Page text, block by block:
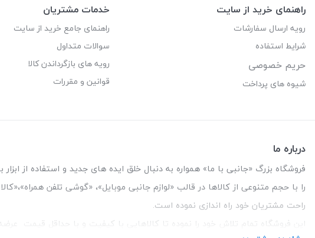
راهنمای خرید از سایت
رویه ارسال سفارشات
شرایط استفاده
حریم خصوصی
شیوه های پرداخت
خدمات مشتریان
راهنمای جامع خرید از سایت
سوالات متداول
رویه های بازگرداندن کالا
قوانین و مقررات
درباره ما
فروشگاه بزرگ «جانبی با ما» همواره به دنبال خلق ایده های جدید و استفاده از ابزار
را با حجم متنوعی از کالاها در قالب «لوازم جانبی موبایل»، «گوشی تلفن
راحت مشتریان خود راه اندازی نموده است.
این فروشگاه تمام تلاش خود را نموده تا کالاهایی با کیفیت و با حداقل قیمت عرضه